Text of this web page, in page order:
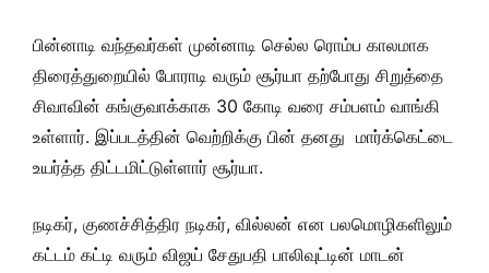
பின்னாடி வந்தவர்கள் முன்னாடி செல்ல ரொம்ப காலமாக
திரைத்துறையில் போராடி வரும் சூர்யா தற்போது சிறுத்தை
சிவாவின் கங்குவாக்காக 30 கோடி வரை சம்பளம் வாங்கி
உள்ளார். இப்படத்தின் வெற்றிக்கு பின் தனது மார்க்கெட்டை
உயர்த்த திட்டமிட்டுள்ளார் சூர்யா.
நடிகர், குணச்சித்திர நடிகர், வில்லன் என பலமொழிகளிலும்
கட்டம் கட்டி வரும் விஜய் சேதுபதி பாலிவுட்டின் மாடன்